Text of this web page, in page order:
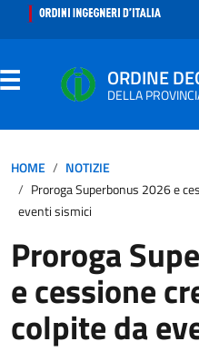
ORDINE
DELLA
SEGRETERIA
PROFESSIONE
ISCRITTO
HOME
NOTIZIE
Proroga Superbonus 2026 e
eventi sismici
Proroga
e cessione
colpite da